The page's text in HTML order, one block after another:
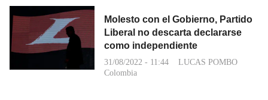
Molesto con el Gobierno, Partido
Liberal no descarta declararse
como independiente
31/08/2022 - 11:44
LUCAS POMBO
Colombia